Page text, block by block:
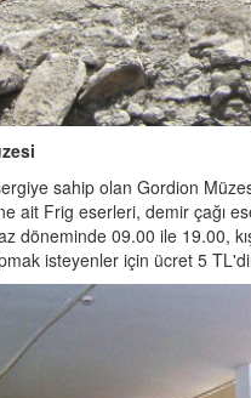
sahip olan Gordion
ait Frig eserleri, demir çağı
döneminde 09.00 ile 19.00,
isteyenler için ücret 5